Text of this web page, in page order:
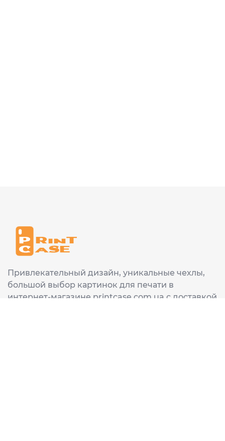
Привлекательный дизайн, уникальные чехлы,
большой выбор картинок для печати в
интернет-магазине printcase.com.ua с доставкой